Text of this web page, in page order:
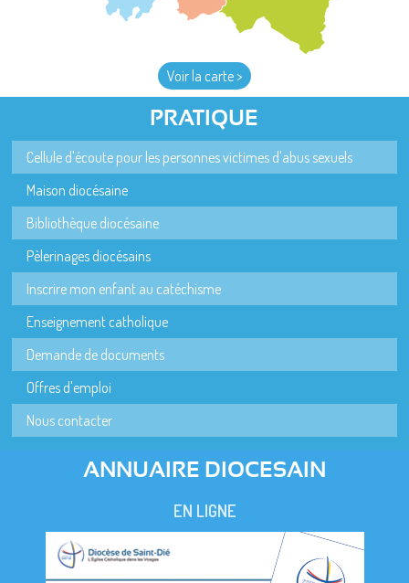
Voir la carte >
PRATIQUE
Cellule d'écoute pour les personnes victimes d'abus sexuels
Maison diocésaine
Bibliothèque diocésaine
Pèlerinages diocésains
Inscrire mon enfant au catéchisme
Enseignement catholique
Demande de documents
Offres d'emploi
Nous contacter
ANNUAIRE DIOCESAIN
EN LIGNE